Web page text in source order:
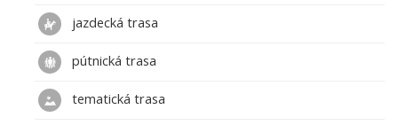
jazdecká trasa
pútnická trasa
tematická trasa